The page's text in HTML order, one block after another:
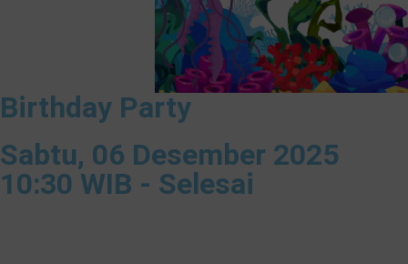
Birthday Party
Sabtu, 06 Desember 2025
10:30 WIB - Selesai